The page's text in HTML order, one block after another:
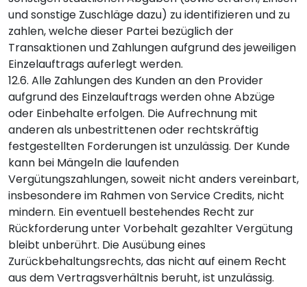
und sonstige Zuschläge dazu) zu identifizieren und zu
zahlen, welche dieser Partei bezüglich der
Transaktionen und Zahlungen aufgrund des jeweiligen
Einzelauftrags auferlegt werden.
12.6. Alle Zahlungen des Kunden an den Provider
aufgrund des Einzelauftrags werden ohne Abzüge
oder Einbehalte erfolgen. Die Aufrechnung mit
anderen als unbestrittenen oder rechtskräftig
festgestellten Forderungen ist unzulässig. Der Kunde
kann bei Mängeln die laufenden
Vergütungszahlungen, soweit nicht anders vereinbart,
insbesondere im Rahmen von Service Credits, nicht
mindern. Ein eventuell bestehendes Recht zur
Rückforderung unter Vorbehalt gezahlter Vergütung
bleibt unberührt. Die Ausübung eines
Zurückbehaltungsrechts, das nicht auf einem Recht
aus dem Vertragsverhältnis beruht, ist unzulässig.